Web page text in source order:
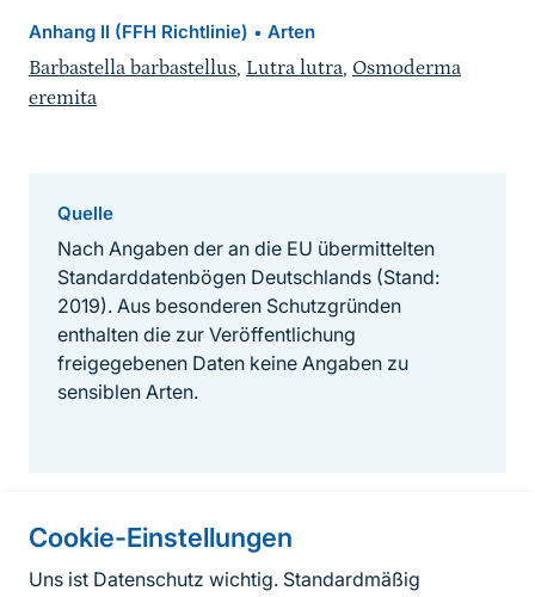
Cookie-Einstellungen
Uns ist Datenschutz wichtig. Standardmäßig
Anhang II (FFH Richtlinie) • Arten
Barbastella barbastellus, Lutra lutra, Osmoderma
eremita
Quelle
Nach Angaben der an die EU übermittelten
Standarddatenbögen Deutschlands (Stand:
2019). Aus besonderen Schutzgründen
enthalten die zur Veröffentlichung
freigegebenen Daten keine Angaben zu
sensiblen Arten.
Informationen zur Seite